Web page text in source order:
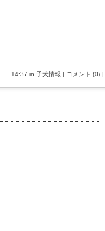
14:37 in 子犬情報 | コメント (0) |